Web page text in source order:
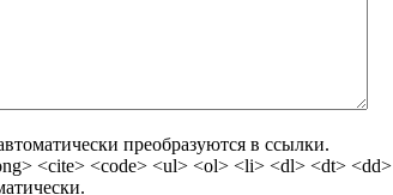
преобразуются в ссылки.
<cite> <code> <ul> <ol> <li> <dl> <dt> <dd>